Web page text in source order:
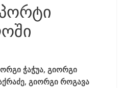
ჭაჭუა, გიორგი
გიორგი როგავა